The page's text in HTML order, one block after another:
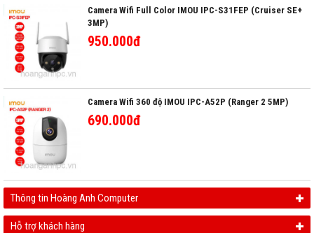
Camera Wifi Full Color IMOU IPC-S31FEP (Cruiser SE+
3MP)
950.000đ
Camera Wifi 360 độ IMOU IPC-A52P (Ranger 2 5MP)
690.000đ
Thông tin Hoàng Anh Computer
Hỗ trợ khách hàng